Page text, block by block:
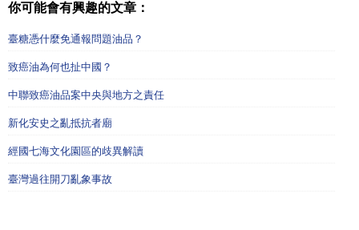
你可能會有興趣的文章：
臺糖憑什麼免通報問題油品？
致癌油為何也扯中國？
中聯致癌油品案中央與地方之責任
新化安史之亂抵抗者廟
經國七海文化園區的歧異解讀
臺灣過往開刀亂象事故